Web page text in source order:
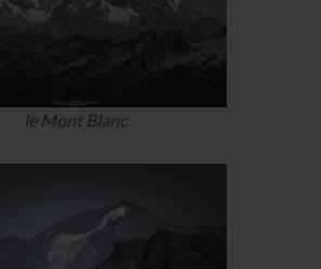
le Mont Blanc